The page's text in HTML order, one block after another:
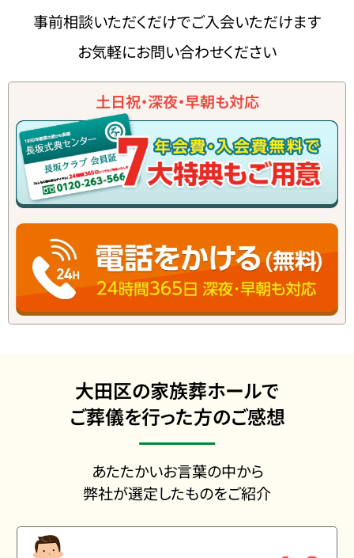
事前相談いただくだけでご入会いただけます
お気軽にお問い合わせください
土日祝・深夜・早朝も対応
大田区の家族葬ホールで
ご葬儀を行った方のご感想
あたたかいお言葉の中から
弊社が選定したものをご紹介